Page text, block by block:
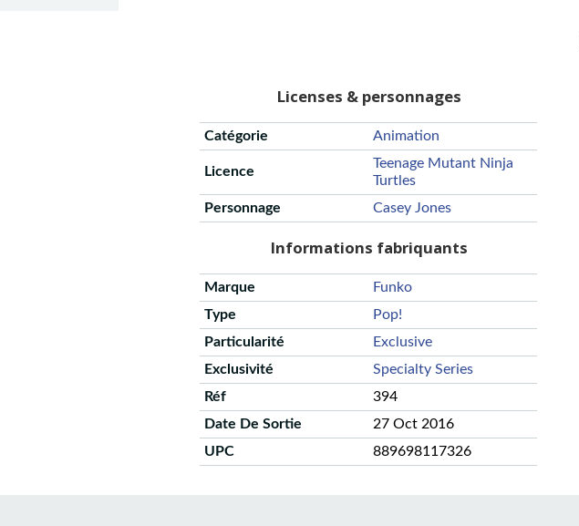
Licenses & personnages
Catégorie Animation
Licence
Teenage Mutant Ninja
Turtles
Personnage
Casey Jones
Informations fabriquants
Marque
Funko
Type
Pop!
Particularité
Exclusive
Exclusivité
Specialty Series
Réf
394
Date De Sortie
27 Oct 2016
UPC
889698117326